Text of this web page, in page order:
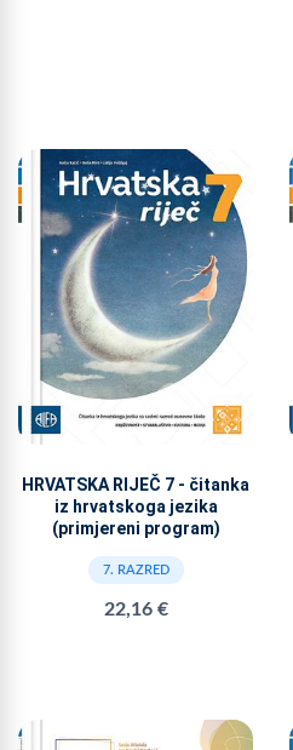
HRVATSKA RIJEČ 7 - čitanka
iz hrvatskoga jezika
(primjereni program)
7. RAZRED
22,16 €